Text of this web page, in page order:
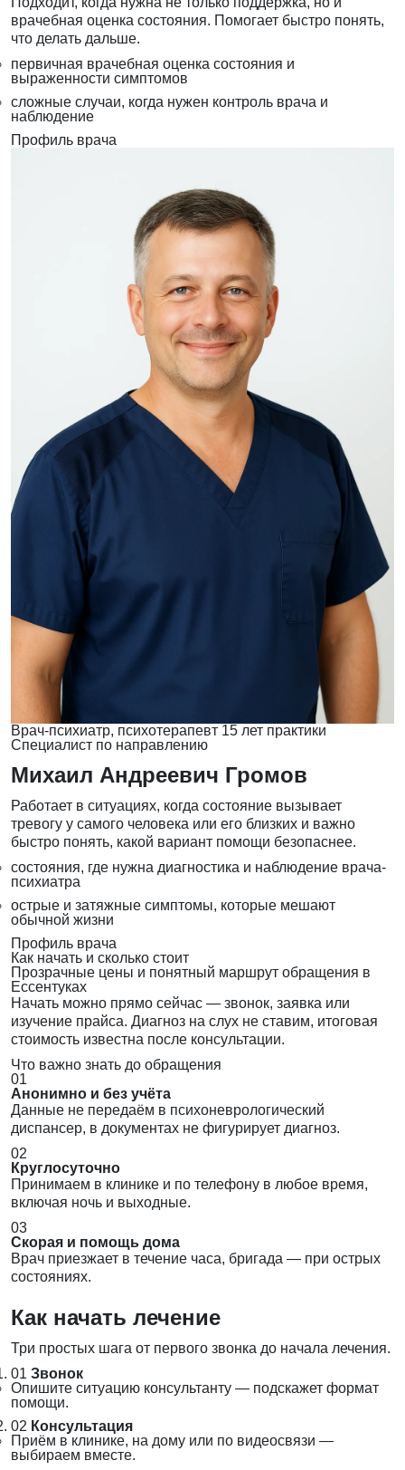
врачебная оценка состояния. Помогает быстро понять,
что делать дальше.
первичная врачебная оценка состояния и
выраженности симптомов
сложные случаи, когда нужен контроль врача и
наблюдение
Профиль врача
Врач-психиатр, психотерапевт 15 лет практики
Специалист по направлению
Михаил Андреевич Громов
Работает в ситуациях, когда состояние вызывает
тревогу у самого человека или его близких и важно
быстро понять, какой вариант помощи безопаснее.
состояния, где нужна диагностика и наблюдение врача-
психиатра
острые и затяжные симптомы, которые мешают
обычной жизни
Профиль врача
Как начать и сколько стоит
Прозрачные цены и понятный маршрут обращения в
Ессентуках
Начать можно прямо сейчас — звонок, заявка или
изучение прайса. Диагноз на слух не ставим, итоговая
стоимость известна после консультации.
Что важно знать до обращения
01
Анонимно и без учёта
Данные не передаём в психоневрологический
диспансер, в документах не фигурирует диагноз.
02
Круглосуточно
Принимаем в клинике и по телефону в любое время,
включая ночь и выходные.
03
Скорая и помощь дома
Врач приезжает в течение часа, бригада — при острых
состояниях.
Как начать лечение
Три простых шага от первого звонка до начала лечения.
01 Звонок
Опишите ситуацию консультанту — подскажет формат
помощи.
02 Консультация
Приём в клинике, на дому или по видеосвязи —
выбираем вместе.